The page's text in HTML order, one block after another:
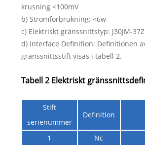
krusning <100mV
b) Strömförbrukning: <6w
c) Elektriskt gränssnittstyp: J30JM-
d) Interface Definition: Definitionen
gränssnittsstift visas i tabell 2.
Tabell 2 Elektriskt
Stift
serienummer
Definition
1 Nc